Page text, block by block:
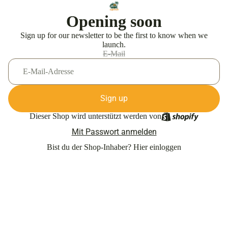
Opening soon
Sign up for our newsletter to be the first to know when we
launch.
E-Mail
Sign up
Dieser Shop wird unterstützt werden von
Mit Passwort anmelden
Bist du der Shop-Inhaber? Hier einloggen